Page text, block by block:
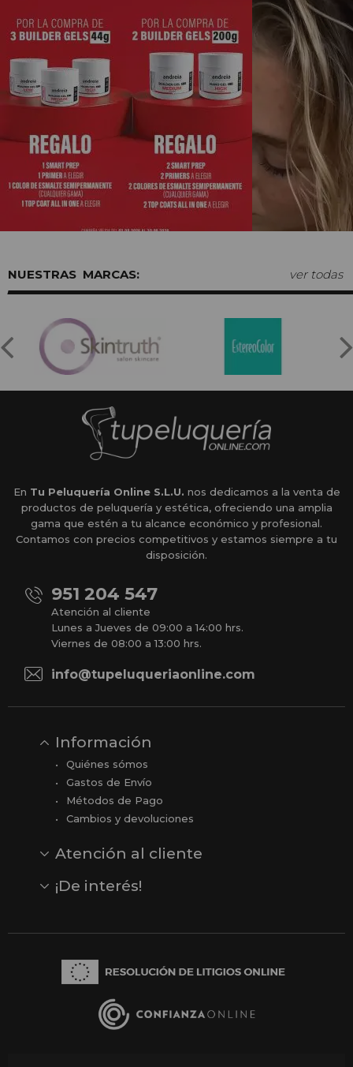
MARCAS: ver todas
En Tu Peluquería Online S.L.U. nos dedicamos a la venta de
productos de peluquería y estética, ofreciendo una amplia
gama que estén a tu alcance económico y profesional.
Contamos con precios competitivos y estamos siempre a tu
disposición.
951 204 547
Atención al cliente
Lunes a Jueves de 09:00 a 14:00 hrs.
Viernes de 08:00 a 13:00 hrs.
info@tupeluqueriaonline.com
Información
Quiénes sómos
Gastos de Envío
Métodos de Pago
Cambios y devoluciones
Atención al cliente
Opiniones
Reseñas en Google
¡De interés!